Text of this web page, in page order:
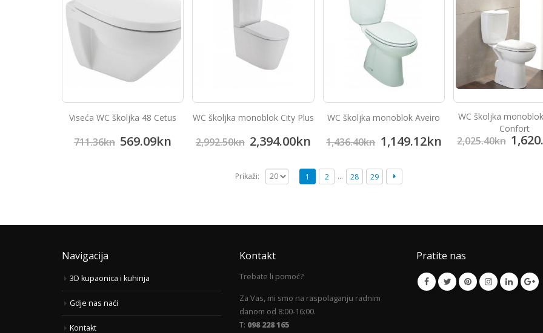
Viseća WC školjka 48 Cetus
711.36kn 569.09kn
WC školjka monoblok City Plus
2,992.50kn 2,394.00kn
WC školjka monoblok Aveiro
1,436.40kn 1,149.12kn
WC školjka
Confort
2,025.40kn
Prikaži: 1 2 … 28 29
Navigacija
3D kupaonica i kuhinja
Gdje nas naći
Kontakt
Kontakt
Trebate li pomoć?
Za Vas, mi smo na raspolaganju radnim
danom od 8:00-16:00.
T: 098 228 165
Pratite nas